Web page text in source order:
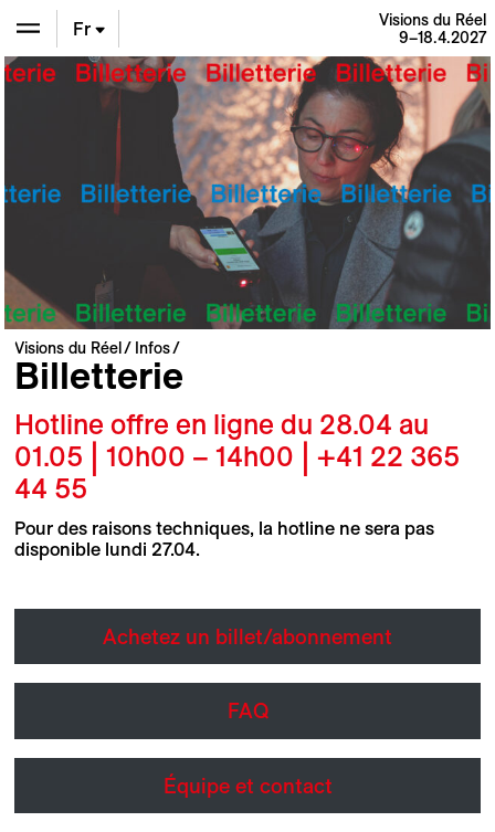
En
Fr
Visions du Réel
9–18.4.2027
Visions du Réel Infos
Billetterie
Hotline offre en ligne du 28.04 au
01.05 | 10h00 – 14h00 | +41 22 365
44 55
Pour des raisons techniques, la hotline ne sera pas
disponible lundi 27.04.
Achetez un billet/abonnement
FAQ
Équipe et contact